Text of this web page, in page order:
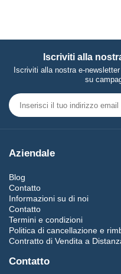
Iscriviti alla
Iscriviti alla nostra e-
su
Aziendale
Blog
Contatto
Informazioni su di noi
Contatto
Termini e condizioni
Politica di cancellazione e
Contratto di Vendita a
Contatto